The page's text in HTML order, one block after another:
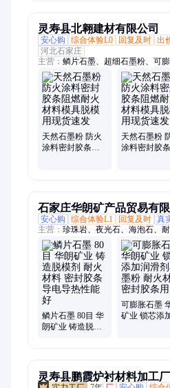
灵寿县北翱建材有限公司
安心购
综合体验L0 回复及时 出
河北石家庄
主营： 鳞片石墨、超细石墨粉、可
纯导电石墨、超细导电防静电石墨粉
天然石墨粉 防火
涂料密封胶条阻
天然石墨粉
涂料密封胶条
石家庄华朗矿产品贸易有限
安心购
综合体验L1 回复及时 真
主营： 珍珠岩、夜光石、海泡石、
生石灰、彩砂、萤石粉、漂珠、硅
石棉绒、麦饭石球、复合岩片、生
石、萤石矿、白沙子、发光石、夜
鳞片石墨 80目 华
朗矿业 铸造脱模
可膨胀石墨
矿业 锁芯添
灵寿县鹏霞炉衬材料加工厂